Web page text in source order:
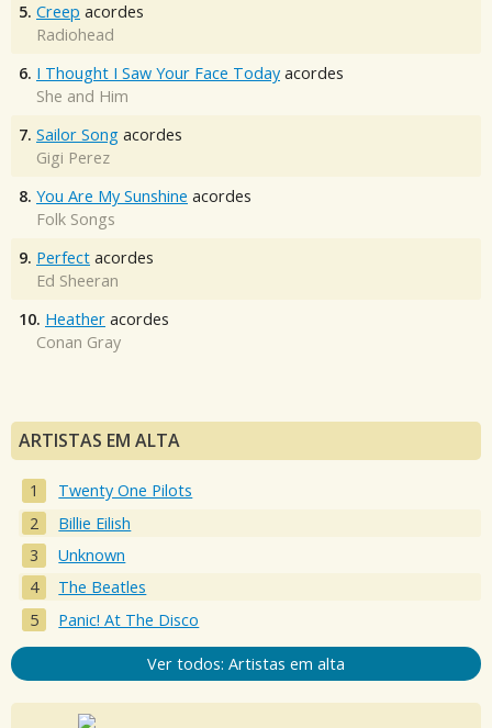
5. Creep acordes
Radiohead
6. I Thought I Saw Your Face Today acordes
She and Him
7. Sailor Song acordes
Gigi Perez
8. You Are My Sunshine acordes
Folk Songs
9. Perfect acordes
Ed Sheeran
10. Heather acordes
Conan Gray
ARTISTAS EM ALTA
Twenty One Pilots
Billie Eilish
Unknown
The Beatles
Panic! At The Disco
Ver todos: Artistas em alta